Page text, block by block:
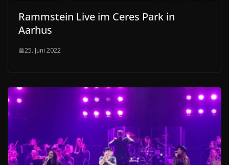
Rammstein Live im Ceres Park in
Aarhus
25. Juni 2022